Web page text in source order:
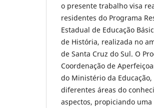
o presente trabalho visa
residentes do Programa
Estadual de Educação
de História, realizada no
de Santa Cruz do Sul. O
Coordenação de
do Ministério da
diferentes áreas do
aspectos, propiciando